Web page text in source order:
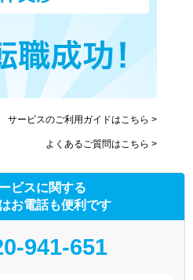
サービスのご利用ガイドはこちら >
よくあるご質問はこちら >
ビスに関する
お電話も便利です
941-651